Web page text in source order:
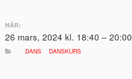
NÄR:
26 mars, 2024 kl. 18:40 – 20:00
DANS
DANSKURS